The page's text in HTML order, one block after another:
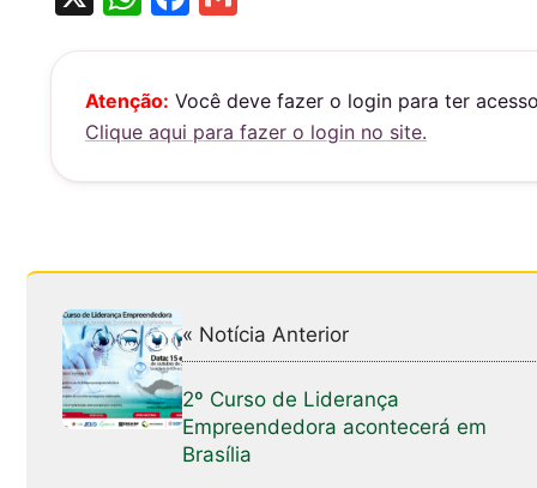
s
A
p
e
b
o
k
l
Atenção: Você deve fazer o login para ter
Clique aqui para fazer o login no site.
« Notícia Anterior
2º Curso de Liderança
Empreendedora acontecerá em
Brasília